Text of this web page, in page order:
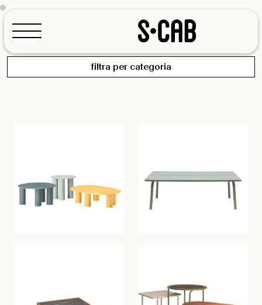
filtra per categoria
Tavoli e Basamenti
Coffee table Accessori Decor